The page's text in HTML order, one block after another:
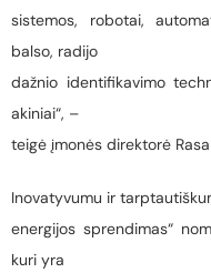
sistemos, robotai,
balso, radijo
dažnio identifikavimo
akiniai“, –
teigė įmonės direktorė
Inovatyvumu ir
energijos sprendimas“
kuri yra